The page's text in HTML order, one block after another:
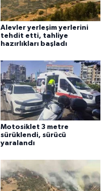
Alevler yerleşim yerlerini
tehdit etti, tahliye
hazırlıkları başladı
Motosiklet 3 metre
sürüklendi, sürücü
yaralandı